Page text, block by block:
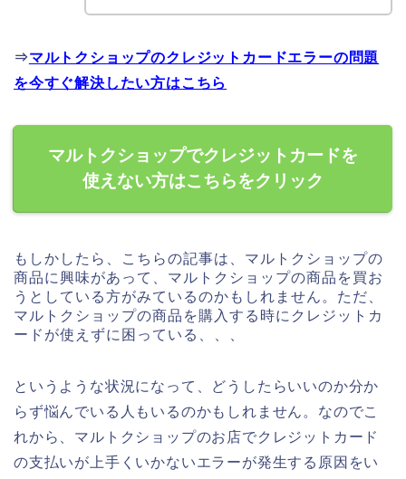
⇒マルトクショップのクレジットカードエラーの問題
を今すぐ解決したい方はこちら
マルトクショップでクレジットカードを
使えない方はこちらをクリック
もしかしたら、こちらの記事は、マルトクショップの
商品に興味があって、マルトクショップの商品を買お
うとしている方がみているのかもしれません。ただ、
マルトクショップの商品を購入する時にクレジットカ
ードが使えずに困っている、、、
というような状況になって、どうしたらいいのか分か
らず悩んでいる人もいるのかもしれません。なのでこ
れから、マルトクショップのお店でクレジットカード
の支払いが上手くいかないエラーが発生する原因をい